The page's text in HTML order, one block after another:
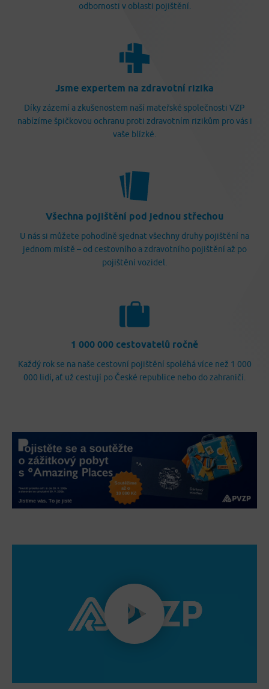
odbornosti v oblasti pojištění.
Jsme expertem na zdravotní rizika
Díky zázemí a zkušenostem naší mateřské společnosti VZP
nabízíme špičkovou ochranu proti zdravotním rizikům pro vás i
vaše blízké.
Všechna pojištění pod jednou střechou
U nás si můžete pohodlně sjednat všechny druhy pojištění na
jednom místě – od cestovního a zdravotního pojištění až po
pojištění vozidel.
1 000 000 cestovatelů ročně
Každý rok se na naše cestovní pojištění spoléhá více než 1 000
000 lidí, ať už cestují po České republice nebo do zahraničí.